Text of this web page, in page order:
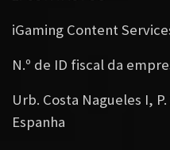
iGaming Content
N.º de ID fiscal da
Urb. Costa Nagueles I,
Espanha